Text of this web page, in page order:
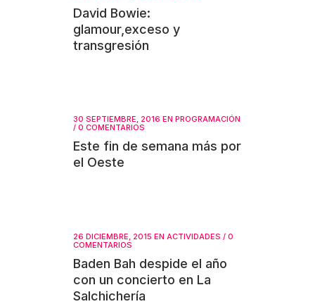
David Bowie:
glamour,exceso y
transgresión
30 SEPTIEMBRE, 2016 EN PROGRAMACIÓN
/ 0 COMENTARIOS
Este fin de semana más por
el Oeste
26 DICIEMBRE, 2015 EN ACTIVIDADES / 0
COMENTARIOS
Baden Bah despide el año
con un concierto en La
Salchichería